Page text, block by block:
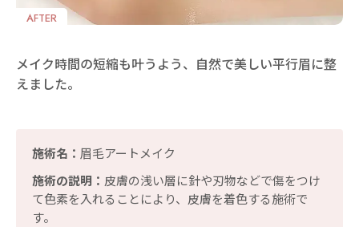
メイク時間の短縮も叶うよう、自然で美しい平行眉に整
えました。
AFTER
施術名： 眉毛アートメイク
施術の説明： 皮膚の浅い層に針や刃物などで傷をつけ
て色素を入れることにより、皮膚を着色する施術で
す。